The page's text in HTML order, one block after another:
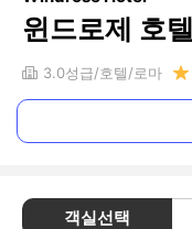
윈드로제 호텔
3.0성급 호텔 로마
객실선택